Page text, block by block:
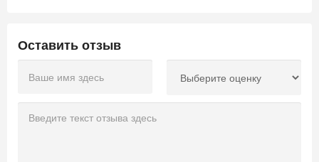
Оставить отзыв